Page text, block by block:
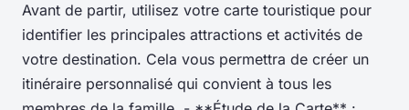
Avant de partir, utilisez votre carte touristique pour
identifier les principales attractions et activités de
votre destination. Cela vous permettra de créer un
itinéraire personnalisé qui convient à tous les